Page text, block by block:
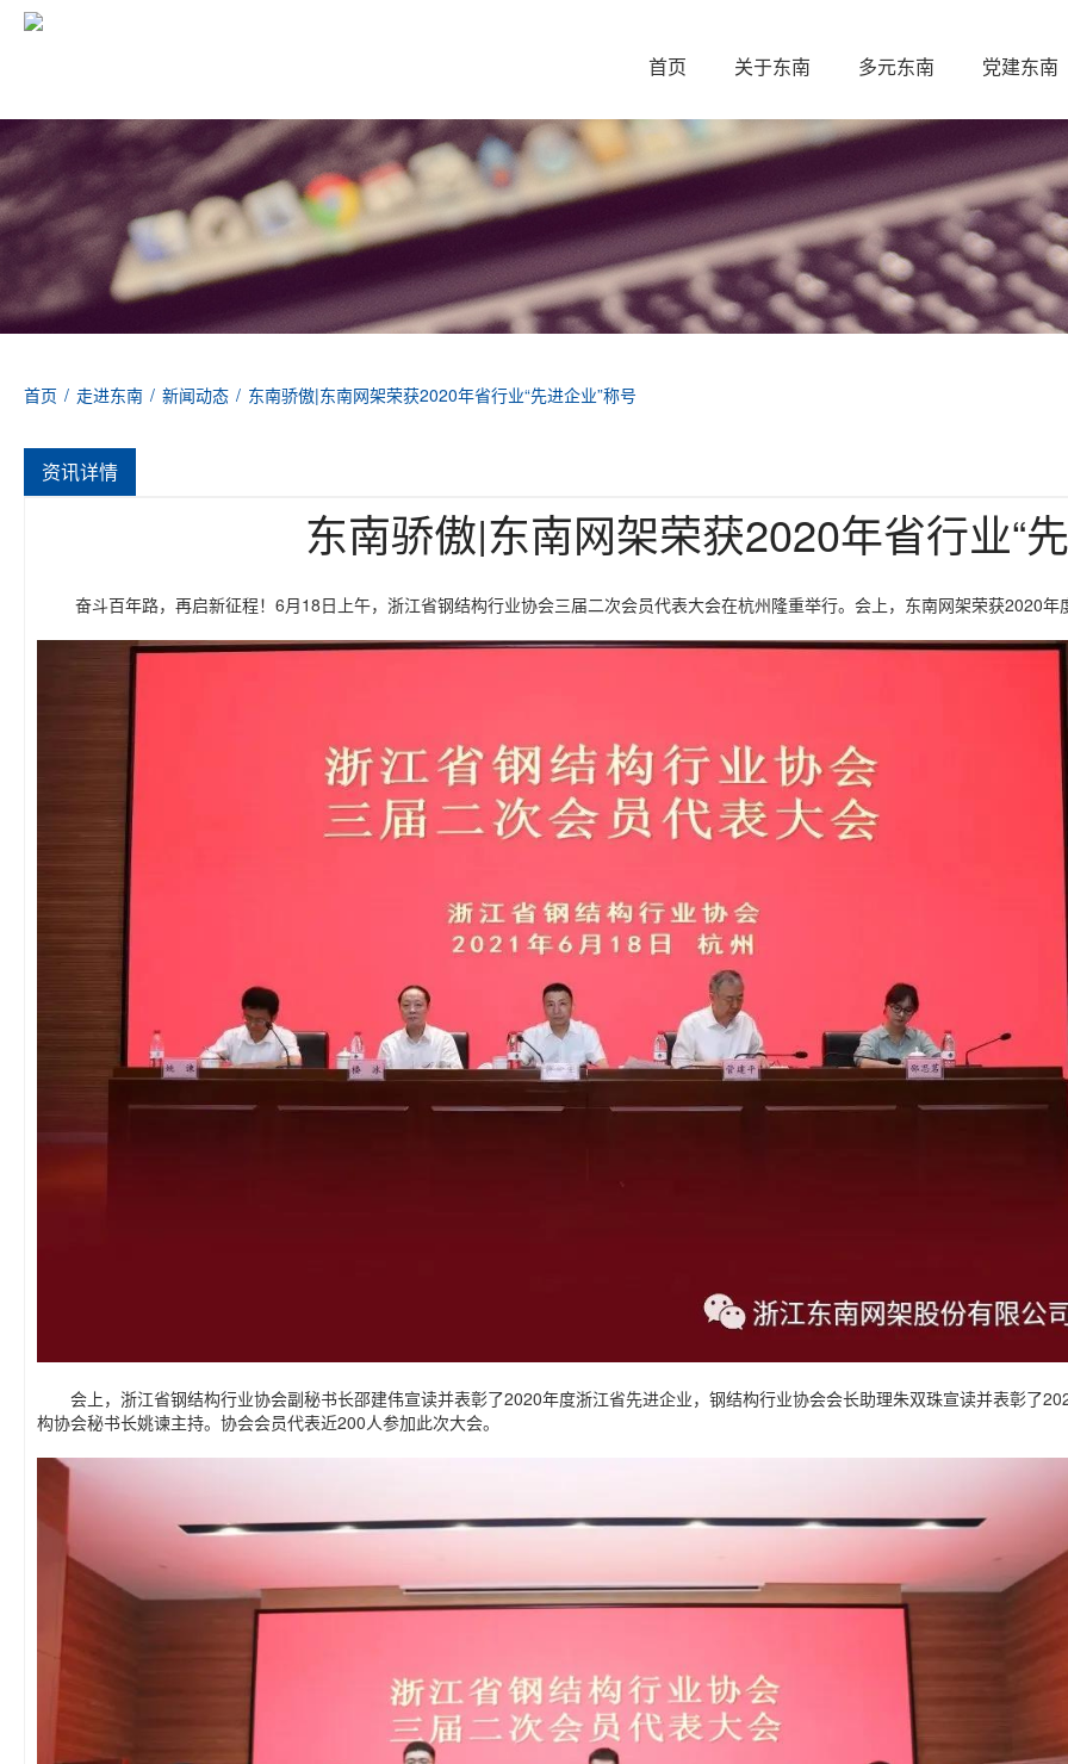
首页 关于东南 多元东南 党建东南
首页 / 走进东南 / 新闻动态 / 东南骄傲|东南网架荣获2020年省行业“先进企业”称号
资讯详情
东南骄傲|东南网架荣获2020年省行业“
奋斗百年路，再启新征程！6月18日上午，浙江省钢结构行业协会三届二次会员代表大会在杭州隆重举行。会上，东南网架荣获2020年
会上，浙江省钢结构行业协会副秘书长邵建伟宣读并表彰了2020年度浙江省先进企业，钢结构行业协会会长助理朱双珠宣读并表彰了
构协会秘书长姚谏主持。协会会员代表近200人参加此次大会。